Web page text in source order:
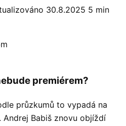
30.8.2025 5 min
premiérem?
průzkumů to vypadá na
Andrej Babiš znovu objíždí